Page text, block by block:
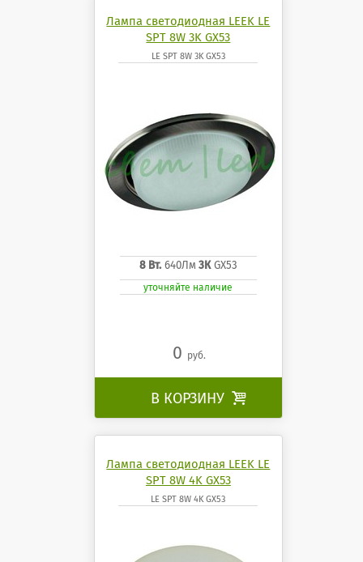
Лампа светодиодная LEEK LE
SPT 8W 3K GX53
LE SPT 8W 3K GX53
8 Вт.640Лм 3КGX53
уточняйте наличие
0 руб.
В КОРЗИНУ 
Лампа светодиодная LEEK LE
SPT 8W 4K GX53
LE SPT 8W 4K GX53